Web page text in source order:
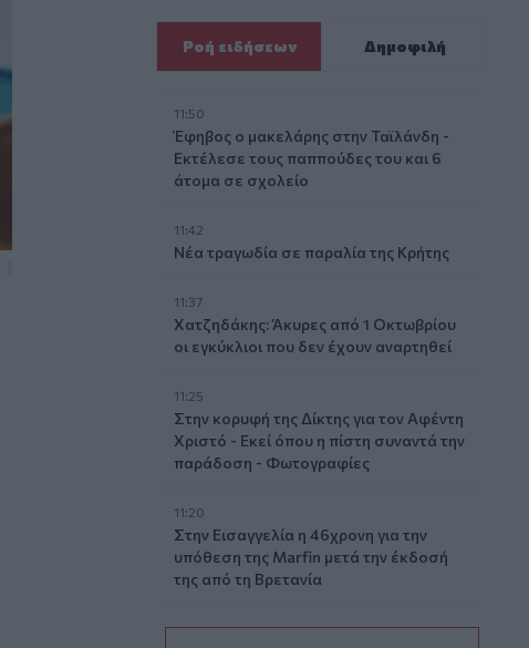
Ροή ειδήσεων Δημοφιλή
11:50
Έφηβος ο μακελάρης στην Ταϊλάνδη -
Εκτέλεσε τους παππούδες του και 6
άτομα σε σχολείο
11:42
Νέα τραγωδία σε παραλία της Κρήτης
11:37
Χατζηδάκης: Άκυρες από 1 Οκτωβρίου
οι εγκύκλιοι που δεν έχουν αναρτηθεί
11:25
Στην κορυφή της Δίκτης για τον Αφέντη
Χριστό - Εκεί όπου η πίστη συναντά την
παράδοση - Φωτογραφίες
11:20
Στην Εισαγγελία η 46χρονη για την
υπόθεση της Marfin μετά την έκδοσή
της από τη Βρετανία
11:11